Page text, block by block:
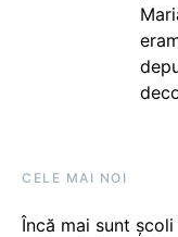
CELE MAI NOI
Încă mai sunt